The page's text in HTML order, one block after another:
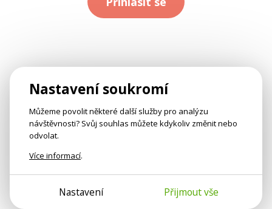
Nastavení soukromí
Můžeme povolit některé další služby pro analýzu
návštěvnosti? Svůj souhlas můžete kdykoliv změnit nebo
odvolat.
Více informací.
Nastavení Přijmout vše